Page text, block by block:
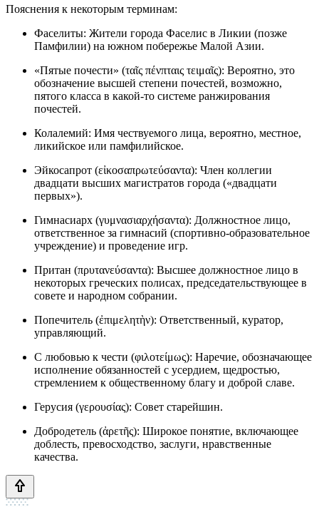
Пояснения к некоторым терминам:
Фаселиты: Жители города Фаселис в Ликии (позже
Памфилии) на южном побережье Малой Азии.
«Пятые почести» (ταῖς πένπταις τειμαῖς): Вероятно, это
обозначение высшей степени почестей, возможно,
пятого класса в какой-то системе ранжирования
почестей.
Колалемий: Имя чествуемого лица, вероятно, местное,
ликийское или памфилийское.
Эйкосапрот (εἰκοσαπρωτεύσαντα): Член коллегии
двадцати высших магистратов города («двадцати
первых»).
Гимнасиарх (γυμνασιαρχήσαντα): Должностное лицо,
ответственное за гимнасий (спортивно-образовательное
учреждение) и проведение игр.
Притан (πρυτανεύσαντα): Высшее должностное лицо в
некоторых греческих полисах, председательствующее в
совете и народном собрании.
Попечитель (ἐπιμελητὴν): Ответственный, куратор,
управляющий.
С любовью к чести (φιλοτείμως): Наречие, обозначающее
исполнение обязанностей с усердием, щедростью,
стремлением к общественному благу и доброй славе.
Герусия (γερουσίας): Совет старейшин.
Добродетель (ἀρετῆς): Широкое понятие, включающее
доблесть, превосходство, заслуги, нравственные
качества.